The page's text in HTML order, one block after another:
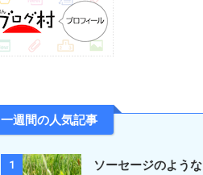
一週間の人気記事
1
ソーセージのような